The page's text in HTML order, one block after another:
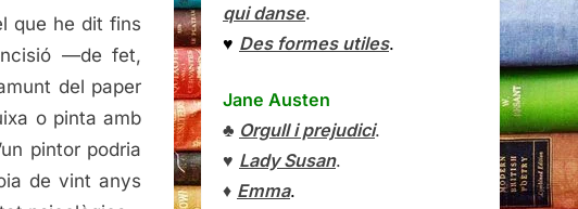
que he dit fins
—de fet,
del paper
o pinta amb
pintor podria
de vint anys
qui danse.
♥ Des formes utiles.
Jane Austen
♣ Orgull i prejudici.
♥ Lady Susan.
♦ Emma.